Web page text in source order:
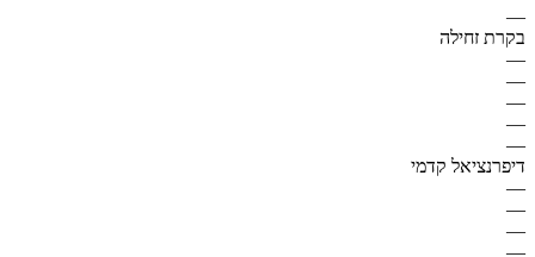
—
בקרת זחילה
—
—
—
—
—
דיפרנציאל קדמי
—
—
—
—